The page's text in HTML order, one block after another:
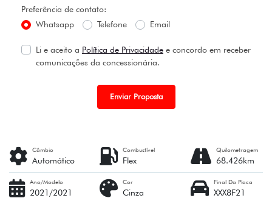
Preferência de contato:
Whatsapp
Telefone Email
Li e aceito a Política de Privacidade e concordo em receber
comunicações da concessionária.
Enviar Proposta
Câmbio
Automático
Combustível
Flex
Quilometragem
68.426km
Ano/Modelo
2021/2021
Cor
Cinza
Final Da Placa
XXX8F21